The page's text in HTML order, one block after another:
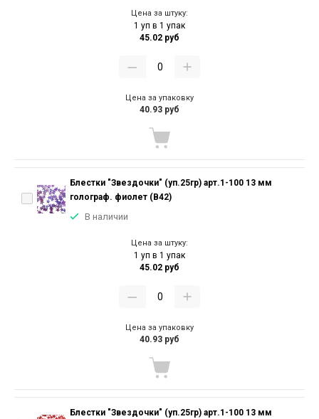
Цена за штуку:
1 уп в 1 упак
45.02 руб
Цена за упаковку
40.93 руб
Блестки "Звездочки" (уп.25гр) арт.1-100 13 мм
голограф. фиолет (В42)
В наличии
Цена за штуку:
1 уп в 1 упак
45.02 руб
Цена за упаковку
40.93 руб
Блестки "Звездочки" (уп.25гр) арт.1-100 13 мм